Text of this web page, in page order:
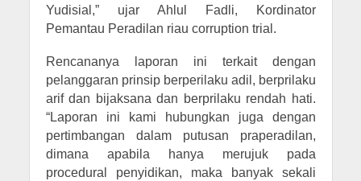
Yudisial,” ujar Ahlul Fadli, Kordinator
Pemantau Peradilan riau corruption trial.
Rencananya laporan ini terkait dengan
pelanggaran prinsip berperilaku adil, berprilaku
arif dan bijaksana dan berprilaku rendah hati.
“Laporan ini kami hubungkan juga dengan
pertimbangan dalam putusan praperadilan,
dimana apabila hanya merujuk pada
procedural penyidikan, maka banyak sekali